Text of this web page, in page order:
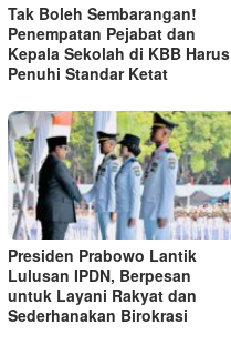
Tak Boleh Sembarangan!
Penempatan Pejabat dan
Kepala Sekolah di KBB Harus
Penuhi Standar Ketat ​
Presiden Prabowo Lantik
Lulusan IPDN, Berpesan
untuk Layani Rakyat dan
Sederhanakan Birokrasi